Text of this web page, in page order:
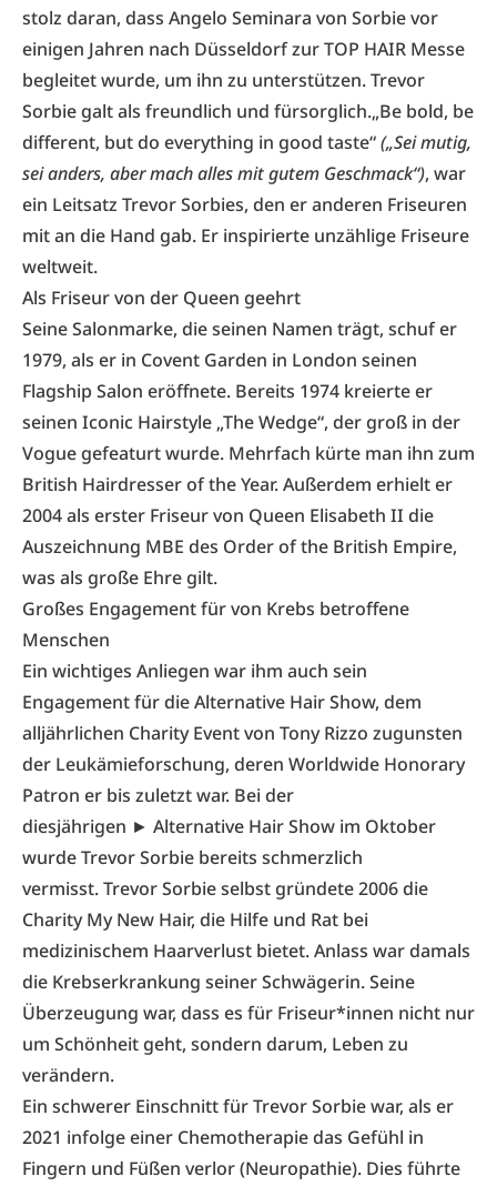
stolz daran, dass Angelo Seminara von Sorbie vor
einigen Jahren nach Düsseldorf zur TOP HAIR Messe
begleitet wurde, um ihn zu unterstützen. Trevor
Sorbie galt als freundlich und fürsorglich.„Be bold, be
different, but do everything in good taste“(„Sei mutig,
sei anders, aber mach alles mit gutem Geschmack“), war
ein Leitsatz Trevor Sorbies, den er anderen Friseuren
mit an die Hand gab. Er inspirierte unzählige Friseure
weltweit.
Als Friseur von der Queen geehrt
Seine Salonmarke, die seinen Namen trägt, schuf er
1979, als er in Covent Garden in London seinen
Flagship Salon eröffnete. Bereits 1974 kreierte er
seinen Iconic Hairstyle „The Wedge“, der groß in der
Vogue gefeaturt wurde. Mehrfach kürte man ihn zum
British Hairdresser of the Year. Außerdem erhielt er
2004 als erster Friseur von Queen Elisabeth II die
Auszeichnung MBE des Order of the British Empire,
was als große Ehre gilt.
Großes Engagement für von Krebs betroffene
Menschen
Ein wichtiges Anliegen war ihm auch sein
Engagement für die Alternative Hair Show, dem
alljährlichen Charity Event von Tony Rizzo zugunsten
der Leukämieforschung, deren Worldwide Honorary
Patron er bis zuletzt war. Bei der
diesjährigen ► Alternative Hair Show im Oktober
wurde Trevor Sorbie bereits schmerzlich
vermisst. Trevor Sorbie selbst gründete 2006 die
Charity My New Hair, die Hilfe und Rat bei
medizinischem Haarverlust bietet. Anlass war damals
die Krebserkrankung seiner Schwägerin. Seine
Überzeugung war, dass es für Friseur*innen nicht nur
um Schönheit geht, sondern darum, Leben zu
verändern.
Ein schwerer Einschnitt für Trevor Sorbie war, als er
2021 infolge einer Chemotherapie das Gefühl in
Fingern und Füßen verlor (Neuropathie). Dies führte